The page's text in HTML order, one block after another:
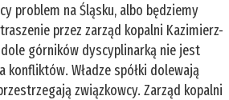
problem na Śląsku, albo będziemy
przez zarząd kopalni Kazimierz-
górników dyscyplinarką nie jest
Władze spółki dolewają
związkowcy. Zarząd kopalni